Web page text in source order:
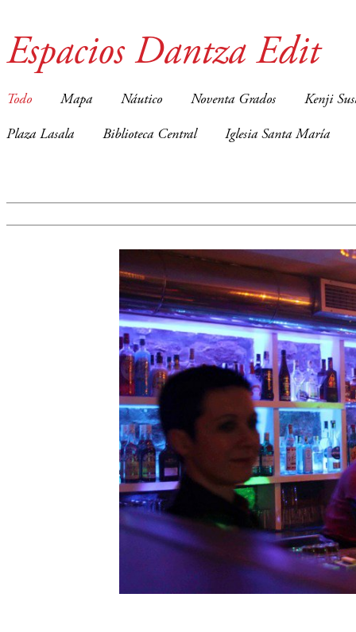
Espacios Dantza Edit
Todo Mapa Náutico Noventa Grados Kenji
Plaza Lasala Biblioteca Central Iglesia Santa María